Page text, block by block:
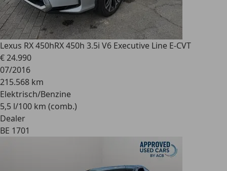
Lexus RX 450hRX 450h 3.5i V6 Executive Line E-CVT
€ 24.990
07/2016
215.568 km
Elektrisch/Benzine
5,5 l/100 km (comb.)
Dealer
BE 1701